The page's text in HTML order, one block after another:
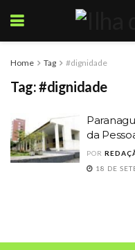
Home Tag #dignidade
Tag:#dignidade
da
POR
18 DE